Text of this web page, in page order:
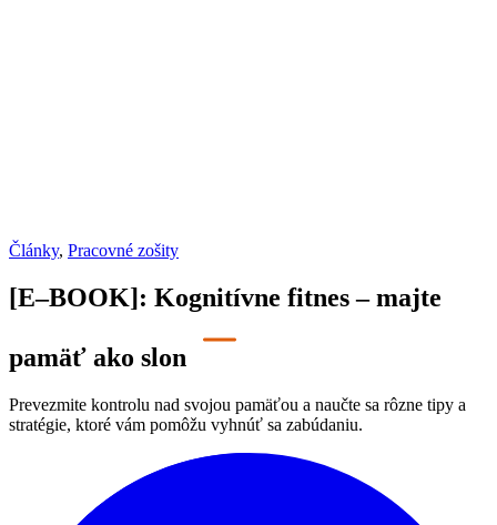
Články, Pracovné zošity
[E–BOOK]: Kognitívne fitnes – majte
pamäť ako slon
Prevezmite kontrolu nad svojou pamäťou a naučte sa rôzne tipy a
stratégie, ktoré vám pomôžu vyhnúť sa zabúdaniu.